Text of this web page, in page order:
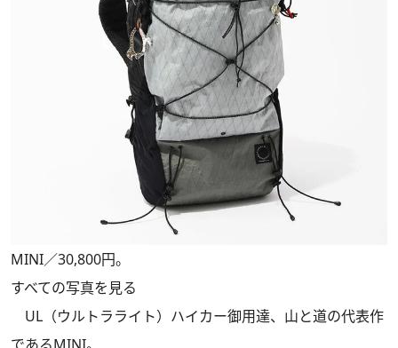
MINI／30,800円。
すべての写真を見る
UL（ウルトラライト）ハイカー御用達、山と道の代表作